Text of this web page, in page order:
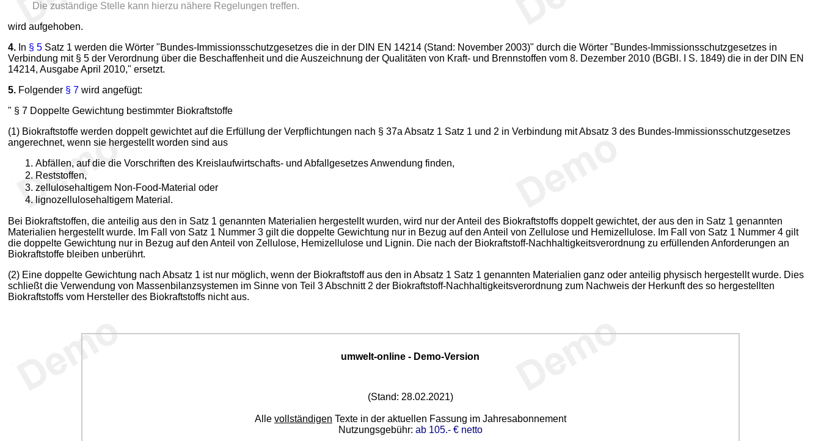
Die zuständige Stelle kann hierzu nähere Regelungen treffen.
wird aufgehoben.
4. In § 5 Satz 1 werden die Wörter "Bundes-Immissionsschutzgesetzes die in der DIN EN 14214 (Stand: November 2003)" durch die Wörter "Bundes-Immissionsschutzgesetzes in
Verbindung mit § 5 der Verordnung über die Beschaffenheit und die Auszeichnung der Qualitäten von Kraft- und Brennstoffen vom 8. Dezember 2010 (BGBl. I S. 1849) die in der DIN EN
14214, Ausgabe April 2010," ersetzt.
5. Folgender § 7 wird angefügt:
" § 7 Doppelte Gewichtung bestimmter Biokraftstoffe
(1) Biokraftstoffe werden doppelt gewichtet auf die Erfüllung der Verpflichtungen nach § 37a Absatz 1 Satz 1 und 2 in Verbindung mit Absatz 3 des Bundes-Immissionsschutzgesetzes
angerechnet, wenn sie hergestellt worden sind aus
Abfällen, auf die die Vorschriften des Kreislaufwirtschafts- und Abfallgesetzes Anwendung finden,
Reststoffen,
zellulosehaltigem Non-Food-Material oder
lignozellulosehaltigem Material.
Bei Biokraftstoffen, die anteilig aus den in Satz 1 genannten Materialien hergestellt wurden, wird nur der Anteil des Biokraftstoffs doppelt gewichtet, der aus den in Satz 1 genannten
Materialien hergestellt wurde. Im Fall von Satz 1 Nummer 3 gilt die doppelte Gewichtung nur in Bezug auf den Anteil von Zellulose und Hemizellulose. Im Fall von Satz 1 Nummer 4 gilt
die doppelte Gewichtung nur in Bezug auf den Anteil von Zellulose, Hemizellulose und Lignin. Die nach der Biokraftstoff-Nachhaltigkeitsverordnung zu erfüllenden Anforderungen an
Biokraftstoffe bleiben unberührt.
(2) Eine doppelte Gewichtung nach Absatz 1 ist nur möglich, wenn der Biokraftstoff aus den in Absatz 1 Satz 1 genannten Materialien ganz oder anteilig physisch hergestellt wurde. Dies
schließt die Verwendung von Massenbilanzsystemen im Sinne von Teil 3 Abschnitt 2 der Biokraftstoff-Nachhaltigkeitsverordnung zum Nachweis der Herkunft des so hergestellten
Biokraftstoffs vom Hersteller des Biokraftstoffs nicht aus.
umwelt-online - Demo-Version
(Stand: 28.02.2021)
Alle vollständigen Texte in der aktuellen Fassung im Jahresabonnement
Nutzungsgebühr: ab 105.- € netto